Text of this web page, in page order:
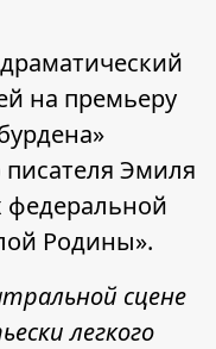
на премьеру
писателя Эмиля
федеральной
Родины».
сцене
легкого